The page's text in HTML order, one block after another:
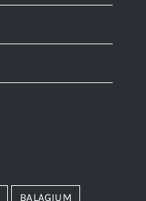
BALAGIUM